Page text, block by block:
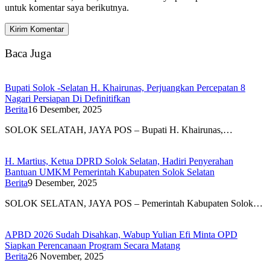
untuk komentar saya berikutnya.
Baca Juga
Bupati Solok -Selatan H. Khairunas, Perjuangkan Percepatan 8
Nagari Persiapan Di Definitifkan
Berita16 Desember, 2025
SOLOK SELATAH, JAYA POS – Bupati H. Khairunas,…
H. Martius, Ketua DPRD Solok Selatan, Hadiri Penyerahan
Bantuan UMKM Pemerintah Kabupaten Solok Selatan
Berita9 Desember, 2025
SOLOK SELATAN, JAYA POS – Pemerintah Kabupaten Solok…
APBD 2026 Sudah Disahkan, Wabup Yulian Efi Minta OPD
Siapkan Perencanaan Program Secara Matang
Berita26 November, 2025